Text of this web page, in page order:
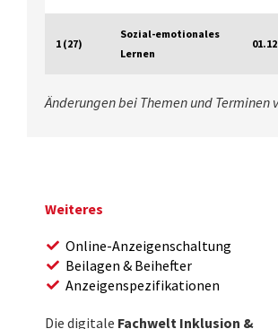
1 (27)
Sozial-emotionales
Lernen
Änderungen bei Themen und Terminen
Weiteres
Online-Anzeigenschaltung
Beilagen & Beihefter
Anzeigenspezifikationen
Die digitale Fachwelt Inklusion &